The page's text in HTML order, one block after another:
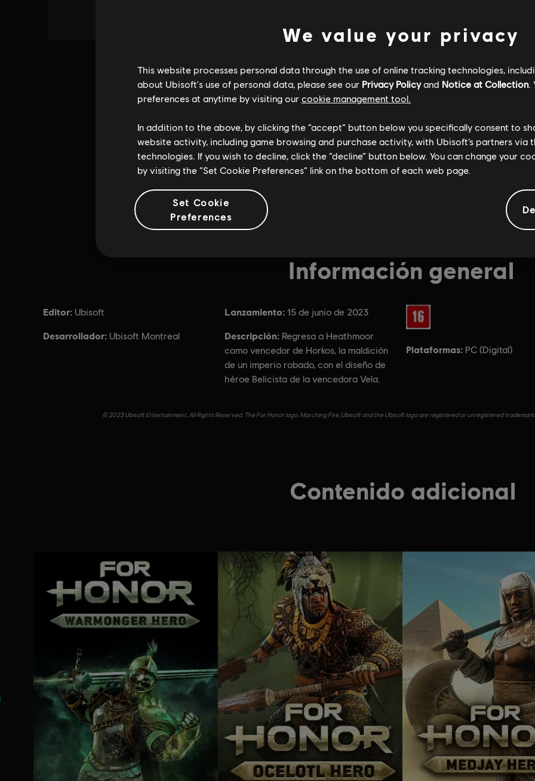
Información general
Editor: Ubisoft
Desarrollador: Ubisoft Montreal
Lanzamiento: 15 de junio de 2023
Descripción: Regresa a Heathmoor
como vencedor de Horkos, la maldición
de un imperio robado, con el diseño de
héroe Belicista de la vencedora Vela.
Clasificación por edad :
Plataformas: PC (Digital)
© 2023 Ubisoft Entertainment. All Rights Reserved. The For Honor logo, Marching Fire, Ubisoft and the Ubisoft logo are registered or unregistered
Contenido adicional
We value your privacy
This website processes personal data through the use of online tracking technologies,
about Ubisoft's use of personal data, please see our Privacy Policyand Notice at Collection.
preferences at anytime by visiting our cookie management tool.
In addition to the above, by clicking the “accept” button below you specifically consent to
website activity, including game browsing and purchase activity, with Ubisoft’s partners via
technologies. If you wish to decline, click the “decline” button below. You can change your
by visiting the “Set Cookie Preferences” link on the bottom of each web page.
Set Cookie
Preferences